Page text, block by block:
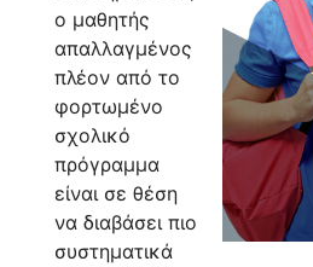
ο μαθητής
απαλλαγμένος
πλέον από το
φορτωμένο
σχολικό
πρόγραμμα
είναι σε θέση
να διαβάσει πιο
συστηματικά